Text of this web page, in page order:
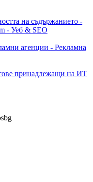
на съдържанието -
- Уеб & SEO
агенции - Рекламна
принадлежащи на ИТ